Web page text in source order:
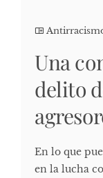
Una
delito
En lo que
en la lucha